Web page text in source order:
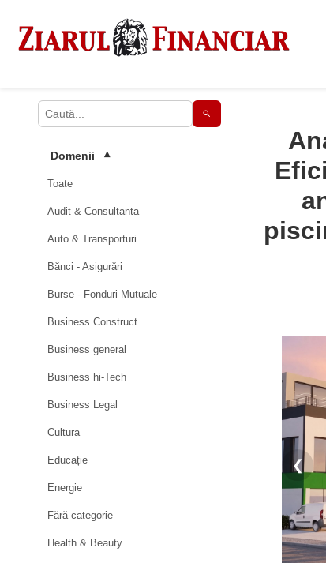
Domenii ▾
Toate
Audit & Consultanta
Auto & Transporturi
Bănci - Asigurări
Burse - Fonduri Mutuale
Business Construct
Business general
Business hi-Tech
Business Legal
Cultura
Educație
Energie
Fără categorie
Health & Beauty
❮